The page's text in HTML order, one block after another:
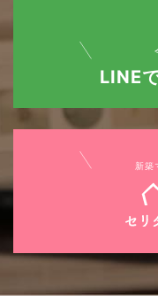
LINE
新築